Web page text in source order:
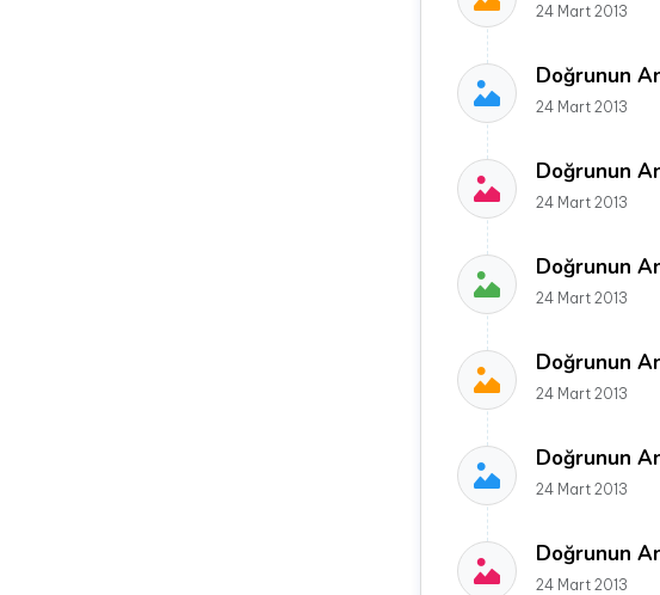
24 Mart 2013
Doğrunun
24 Mart 2013
Doğrunun
24 Mart 2013
Doğrunun
24 Mart 2013
Doğrunun
24 Mart 2013
Doğrunun
24 Mart 2013
Doğrunun
24 Mart 2013